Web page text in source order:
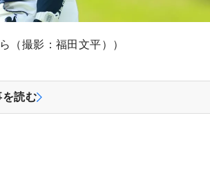
（撮影：福田文平））
を読む